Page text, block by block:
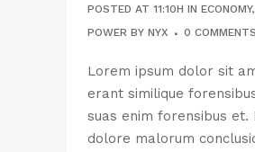
POSTED AT 11:10H IN ECONOMY,
POWER BY NYX 0 COMMENTS
Lorem ipsum dolor sit
erant similique
suas enim forensibus et.
dolore malorum